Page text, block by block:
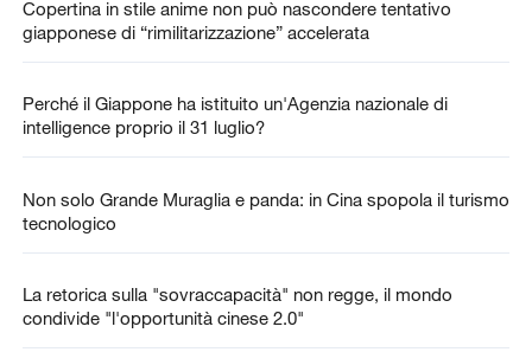
Copertina in stile anime non può nascondere tentativo
giapponese di “rimilitarizzazione” accelerata
Perché il Giappone ha istituito un'Agenzia nazionale di
intelligence proprio il 31 luglio?
Non solo Grande Muraglia e panda: in Cina spopola il turismo
tecnologico
La retorica sulla "sovraccapacità" non regge, il mondo
condivide "l'opportunità cinese 2.0"